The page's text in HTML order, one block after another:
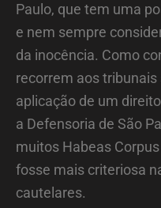
Paulo, que tem uma
e nem sempre
da inocência. Como
recorrem aos
aplicação de um
a Defensoria de São
muitos Habeas
fosse mais criteriosa
cautelares.